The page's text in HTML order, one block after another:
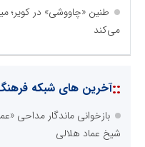
طنین «چاووشی» در کویر؛
می‌کند
::آخرین های شبکه
بازخوانی ماندگار مداحی
شیخ عماد هلالی